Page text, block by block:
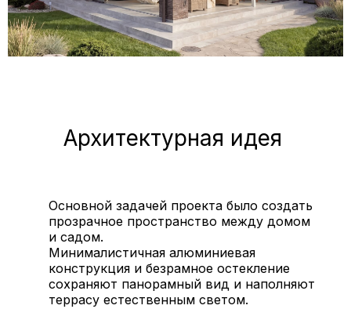
Архитектурная идея
Основной задачей проекта было создать
прозрачное пространство между домом
и садом.
Минималистичная алюминиевая
конструкция и безрамное остекление
сохраняют панорамный вид и наполняют
террасу естественным светом.